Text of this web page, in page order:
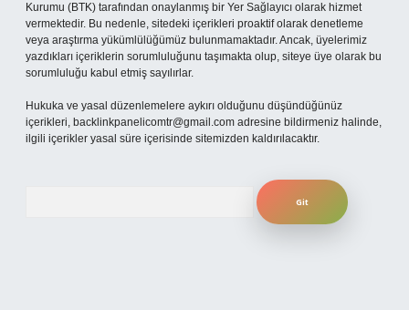
Kurumu (BTK) tarafından onaylanmış bir Yer Sağlayıcı olarak hizmet
vermektedir. Bu nedenle, sitedeki içerikleri proaktif olarak denetleme
veya araştırma yükümlülüğümüz bulunmamaktadır. Ancak, üyelerimiz
yazdıkları içeriklerin sorumluluğunu taşımakta olup, siteye üye olarak bu
sorumluluğu kabul etmiş sayılırlar.
Hukuka ve yasal düzenlemelere aykırı olduğunu düşündüğünüz
içerikleri, backlinkpanelicomtr@gmail.com adresine bildirmeniz halinde,
ilgili içerikler yasal süre içerisinde sitemizden kaldırılacaktır.